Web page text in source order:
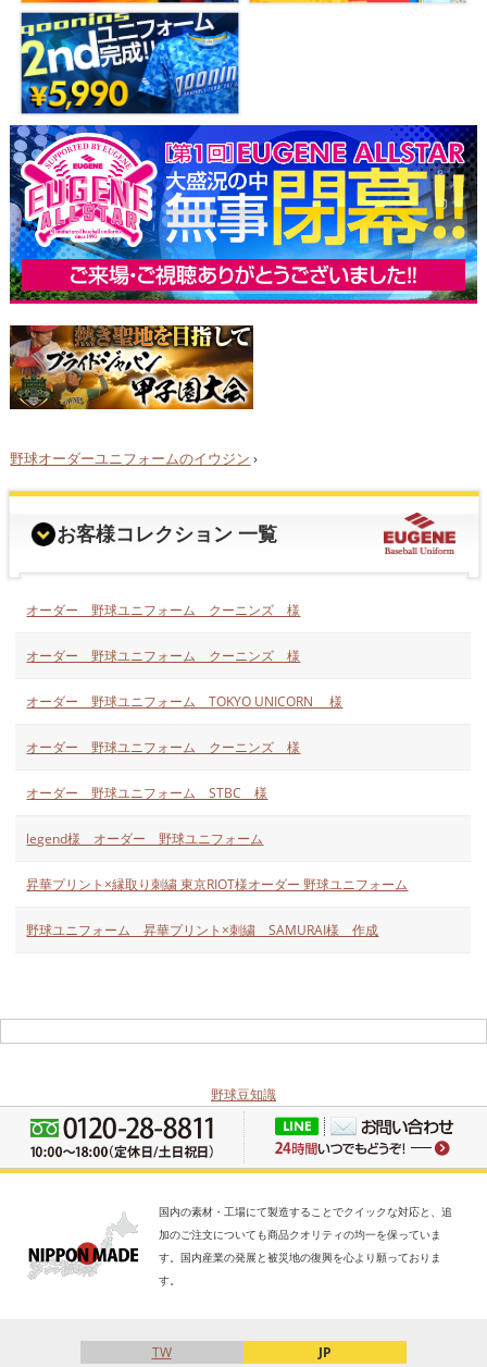
野球オーダーユニフォームのイウジン ›
お客様コレクション 一覧
オーダー 野球ユニフォーム クーニンズ 様
オーダー 野球ユニフォーム クーニンズ 様
オーダー 野球ユニフォーム TOKYO UNICORN 様
オーダー 野球ユニフォーム クーニンズ 様
オーダー 野球ユニフォーム STBC 様
legend様 オーダー 野球ユニフォーム
昇華プリント×縁取り刺繍 東京RIOT様オーダー 野球ユニフォーム
野球ユニフォーム 昇華プリント×刺繍 SAMURAI様 作成
野球豆知識
国内の素材・工場にて製造することでクイックな対応と、追
加のご注文についても商品クオリティの均一を保っていま
す。国内産業の発展と被災地の復興を心より願っておりま
す。
TW JP